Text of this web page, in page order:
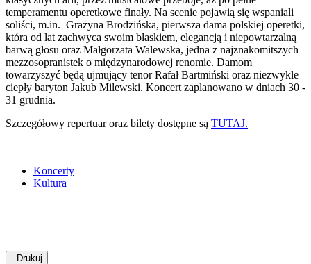
temperamentu operetkowe finały. Na scenie pojawią się wspaniali
soliści, m.in. Grażyna Brodzińska, pierwsza dama polskiej operetki,
która od lat zachwyca swoim blaskiem, elegancją i niepowtarzalną
barwą głosu oraz Małgorzata Walewska, jedna z najznakomitszych
mezzosopranistek o międzynarodowej renomie. Damom
towarzyszyć będą ujmujący tenor Rafał Bartmiński oraz niezwykle
ciepły baryton Jakub Milewski. Koncert zaplanowano w dniach 30 -
31 grudnia.
Szczegółowy repertuar oraz bilety dostępne są TUTAJ.
Koncerty
Kultura
Drukuj